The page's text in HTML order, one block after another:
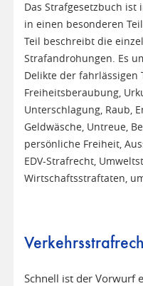
Das Strafgesetzbuch
in einen besonderen
Teil beschreibt die
Strafandrohungen. Es
Delikte der fahrlässigen
Freiheitsberaubung,
Unterschlagung, Raub,
Geldwäsche, Untreue,
persönliche Freiheit,
EDV-Strafrecht,
Wirtschaftsstraftaten,
Schnell ist der Vorwurf